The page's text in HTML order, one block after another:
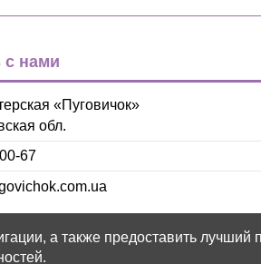
с нами
«Пуговичок»
обл.
67
а также предоставить лучший